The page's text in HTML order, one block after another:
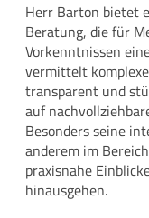
Herr Barton bietet
Beratung, die für
Vorkenntnissen
vermittelt
transparent und
auf
Besonders seine
anderem im
praxisnahe
hinausgehen.